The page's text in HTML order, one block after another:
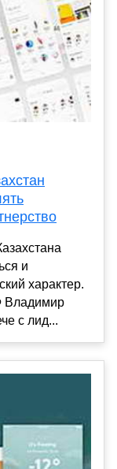
и
характер.
Владимир
с лид...